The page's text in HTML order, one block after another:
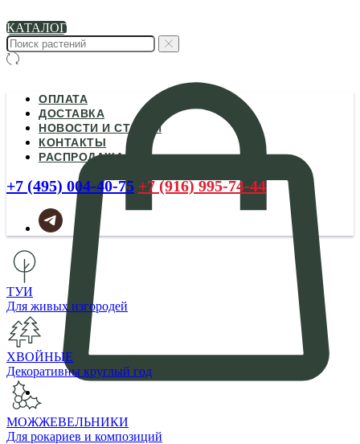
КАТАЛОГ
ОПЛАТА
ДОСТАВКА
НОВОСТИ И СТАТЬИ
КОНТАКТЫ
РАСПРОДАЖА
+7 (495) 004-40-75 +7 (916) 995-74-44
ТУИ
Для живых изгородей
ХВОЙНЫЕ
Декоративны круглый год
МОЖЖЕВЕЛЬНИКИ
Для рокариев и композиций